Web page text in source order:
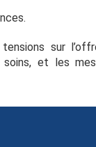
sur
et les